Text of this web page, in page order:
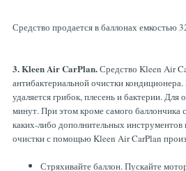
Средство продается в баллонах емкостью
3. Kleen Air CarPlan.Средство Kleen Air
антибактериальной очистки
удаляется грибок, плесень и бактерии. Для
минут. При этом кроме самого баллончика
каких-либо дополнительных инструментов
очистки с помощью Kleen Air CarPlan
Стряхивайте баллон. Пускайте